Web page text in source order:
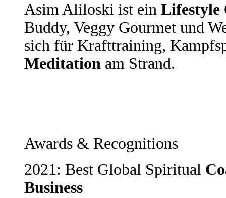
Asim Aliloski ist ein Lifestyle
Buddy, Veggy Gourmet und
sich für Krafttraining,
Meditation am Strand.
Awards & Recognitions
2021: Best Global Spiritual
Business